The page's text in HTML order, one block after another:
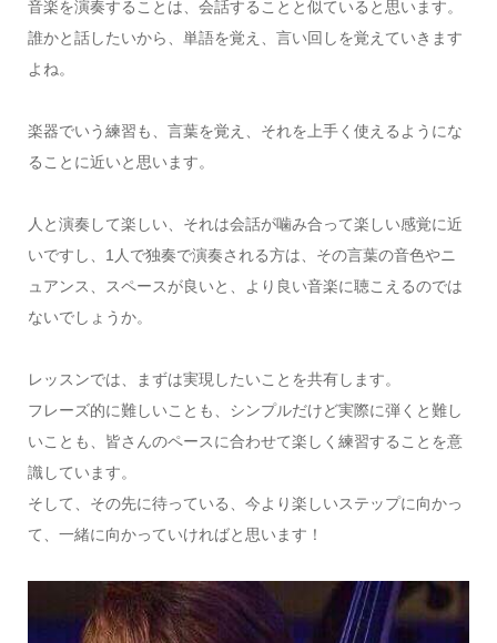
音楽を演奏することは、会話することと似ていると思います。
誰かと話したいから、単語を覚え、言い回しを覚えていきます
よね。
楽器でいう練習も、言葉を覚え、それを上手く使えるようにな
ることに近いと思います。
人と演奏して楽しい、それは会話が噛み合って楽しい感覚に近
いですし、1人で独奏で演奏される方は、その言葉の音色やニ
ュアンス、スペースが良いと、より良い音楽に聴こえるのでは
ないでしょうか。
レッスンでは、まずは実現したいことを共有します。
フレーズ的に難しいことも、シンプルだけど実際に弾くと難し
いことも、皆さんのペースに合わせて楽しく練習することを意
識しています。
そして、その先に待っている、今より楽しいステップに向かっ
て、一緒に向かっていければと思います！